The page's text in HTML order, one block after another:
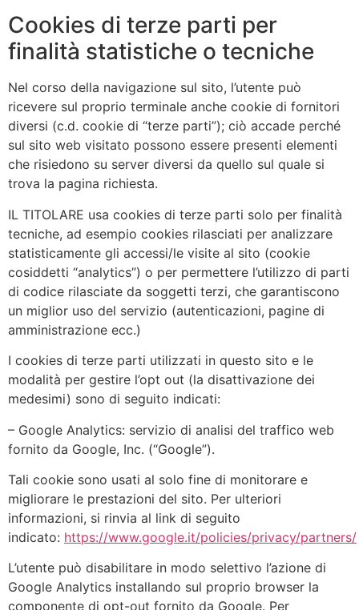
Cookies di terze parti per
finalità statistiche o tecniche
Nel corso della navigazione sul sito, l’utente può
ricevere sul proprio terminale anche cookie di fornitori
diversi (c.d. cookie di “terze parti”); ciò accade perché
sul sito web visitato possono essere presenti elementi
che risiedono su server diversi da quello sul quale si
trova la pagina richiesta.
IL TITOLARE usa cookies di terze parti solo per finalità
tecniche, ad esempio cookies rilasciati per analizzare
statisticamente gli accessi/le visite al sito (cookie
cosiddetti “analytics”) o per permettere l’utilizzo di parti
di codice rilasciate da soggetti terzi, che garantiscono
un miglior uso del servizio (autenticazioni, pagine di
amministrazione ecc.)
I cookies di terze parti utilizzati in questo sito e le
modalità per gestire l’opt out (la disattivazione dei
medesimi) sono di seguito indicati:
– Google Analytics: servizio di analisi del traffico web
fornito da Google, Inc. (“Google”).
Tali cookie sono usati al solo fine di monitorare e
migliorare le prestazioni del sito. Per ulteriori
informazioni, si rinvia al link di seguito
indicato: https://www.google.it/policies/privacy/partners/
L’utente può disabilitare in modo selettivo l’azione di
Google Analytics installando sul proprio browser la
componente di opt-out fornito da Google. Per